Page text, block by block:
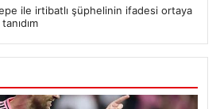
ile irtibatlı şüphelinin ifadesi ortaya